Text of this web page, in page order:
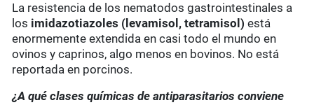
La resistencia de los nematodos gastrointestinales a
los imidazotiazoles (levamisol, tetramisol) está
enormemente extendida en casi todo el mundo en
ovinos y caprinos, algo menos en bovinos. No está
reportada en porcinos.
¿A qué clases químicas de antiparasitarios conviene